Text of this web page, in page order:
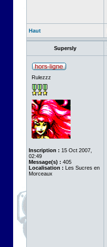
Haut
Supersly
Rulezzz
Inscription : 15 Oct 2007,
02:49
Message(s) : 405
Localisation : Les Sucres en
Morceaux